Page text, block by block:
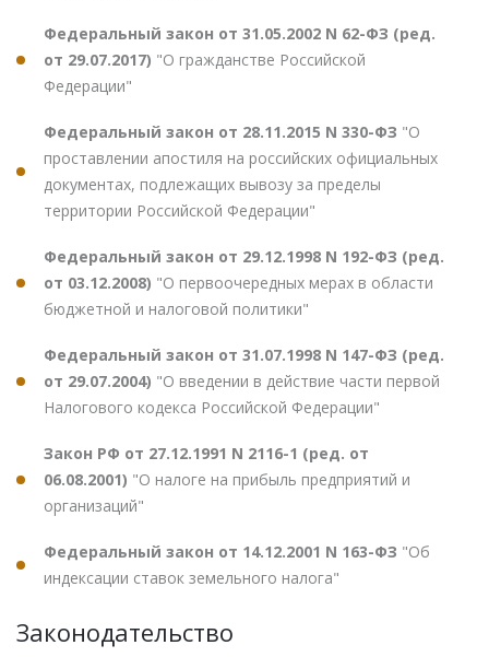
Федеральный закон от 31.05.2002 N 62-ФЗ (ред.
от 29.07.2017) "О гражданстве Российской
Федерации"
Федеральный закон от 28.11.2015 N 330-ФЗ "О
проставлении апостиля на российских официальных
документах, подлежащих вывозу за пределы
территории Российской Федерации"
Федеральный закон от 29.12.1998 N 192-ФЗ (ред.
от 03.12.2008) "О первоочередных мерах в области
бюджетной и налоговой политики"
Федеральный закон от 31.07.1998 N 147-ФЗ (ред.
от 29.07.2004) "О введении в действие части первой
Налогового кодекса Российской Федерации"
Закон РФ от 27.12.1991 N 2116-1 (ред. от
06.08.2001) "О налоге на прибыль предприятий и
организаций"
Федеральный закон от 14.12.2001 N 163-ФЗ "Об
индексации ставок земельного налога"
Законодательство